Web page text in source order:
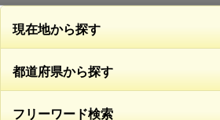
現在地から探す
都道府県から探す
フリーワード検索